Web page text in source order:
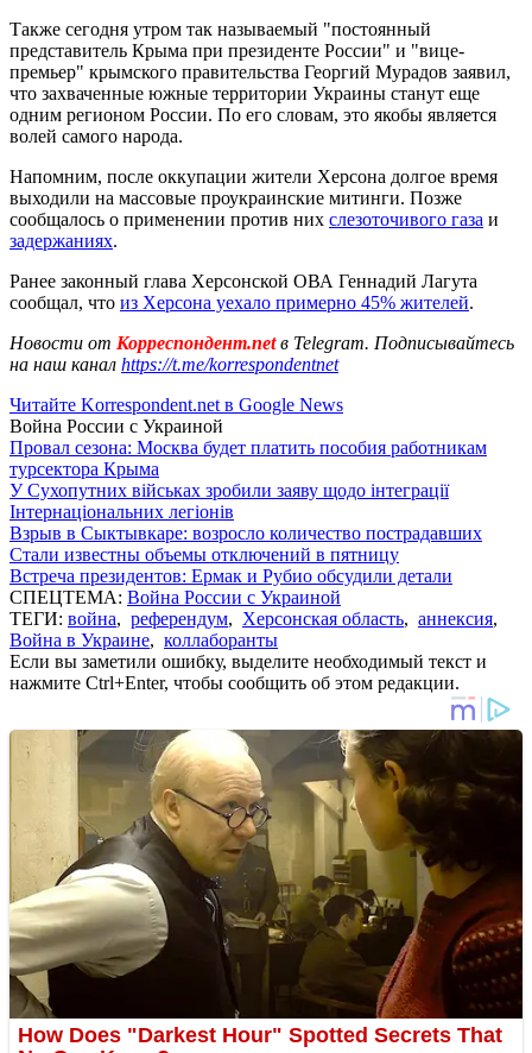
Также сегодня утром так называемый "постоянный
представитель Крыма при президенте России" и "вице-
премьер" крымского правительства Георгий Мурадов заявил,
что захваченные южные территории Украины станут еще
одним регионом России. По его словам, это якобы является
волей самого народа.
Напомним, после оккупации жители Херсона долгое время
выходили на массовые проукраинские митинги. Позже
сообщалось о применении против них слезоточивого газа и
задержаниях.
Ранее законный глава Херсонской ОВА Геннадий Лагута
сообщал, что из Херсона уехало примерно 45% жителей.
Новости от Корреспондент.netв Telegram. Подписывайтесь
на наш канал https://t.me/korrespondentnet
Читайте Korrespondent.net в Google News
Война России с Украиной
Провал сезона: Москва будет платить пособия работникам
турсектора Крыма
У Сухопутних військах зробили заяву щодо інтеграції
Інтернаціональних легіонів
Взрыв в Сыктывкаре: возросло количество пострадавших
Стали известны объемы отключений в пятницу
Встреча президентов: Ермак и Рубио обсудили детали
СПЕЦТЕМА: Война России с Украиной
ТЕГИ: война, референдум, Херсонская область, аннексия,
Война в Украине, коллаборанты
Если вы заметили ошибку, выделите необходимый текст и
нажмите Ctrl+Enter, чтобы сообщить об этом редакции.